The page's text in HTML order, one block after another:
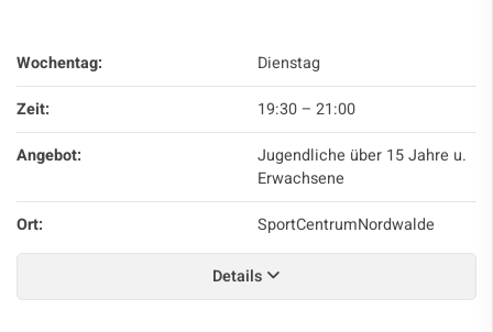
Wochentag:
Dienstag
Zeit:
19:30 – 21:00
Angebot:
Jugendliche über 15 Jahre u.
Erwachsene
Ort:
SportCentrumNordwalde
Details